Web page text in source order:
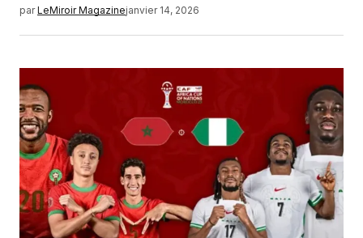
par LeMiroir Magazinejanvier 14, 2026